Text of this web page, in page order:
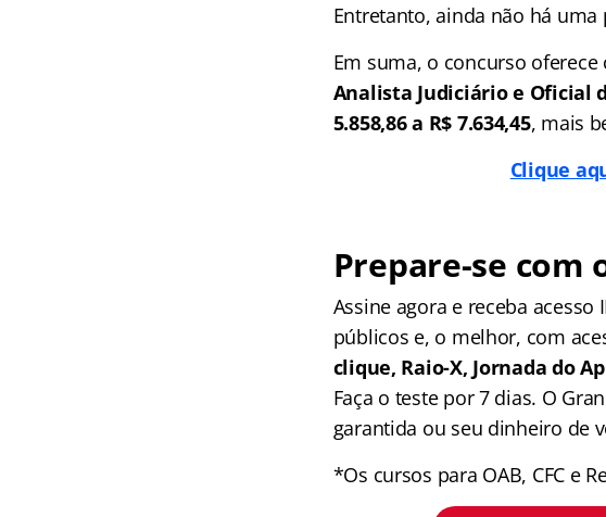
Entretanto, ainda não há uma
Em suma, o concurso
Analista Judiciário e Oficial
5.858,86 a R$ 7.634,45, mais
Clique
Prepare-se com
Assine agora e receba
públicos e, o melhor, com
clique, Raio-X, Jornada do
Faça o teste por 7 dias. O
garantida ou seu dinheiro de
*Os cursos para OAB, CFC e